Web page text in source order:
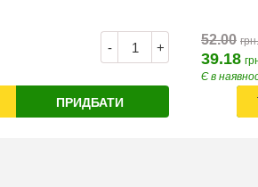
- +
ПРИДБАТИ
52.00 грн.
39.18
Є в